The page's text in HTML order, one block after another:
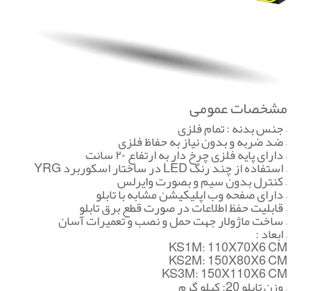
مشخصات عمومی
– جنس بدنه : تمام فلزی
– ضد ضربه و بدون نياز به حفاظ فلزی
– دارای پایه فلزی چرخ دار به ارتفاع ۲۰ سانت
– استفاده از چند رنگ LED در ساختار اسكوربرد YRG
– كنترل بدون سيم و بصورت وایرلس
– دارای صفحه وب اپليكيشن مشابه با تابلو
– قابليت حفظ اطلاعات در صورت قطع برق تابلو
– ساخت ماژولار جهت حمل و نصب و تعميرات آسان
– ابعاد :
KS1M: 110X70X6 CM
KS2M: 150X80X6 CM
KS3M: 150X110X6 CM